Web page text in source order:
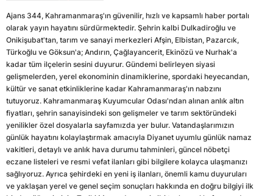
Ajans 344, Kahramanmaraş'ın güvenilir, hızlı ve kapsamlı haber portalı
olarak yayın hayatını sürdürmektedir. Şehrin kalbi Dulkadiroğlu ve
Onikişubat'tan, tarım ve sanayi merkezleri Afşin, Elbistan, Pazarcık,
Türkoğlu ve Göksun'a; Andırın, Çağlayancerit, Ekinözü ve Nurhak'a
kadar tüm ilçelerin sesini duyurur. Gündemi belirleyen siyasi
gelişmelerden, yerel ekonominin dinamiklerine, spordaki heyecandan,
kültür ve sanat etkinliklerine kadar Kahramanmaraş'ın nabzını
tutuyoruz. Kahramanmaraş Kuyumcular Odası'ndan alınan anlık altın
fiyatları, şehrin sanayisindeki son gelişmeler ve tarım sektöründeki
yenilikler özel dosyalarla sayfamızda yer bulur. Vatandaşlarımızın
günlük hayatını kolaylaştırmak amacıyla Diyanet uyumlu günlük namaz
vakitleri, detaylı ve anlık hava durumu tahminleri, güncel nöbetçi
eczane listeleri ve resmi vefat ilanları gibi bilgilere kolayca ulaşmanızı
sağlıyoruz. Ayrıca şehirdeki en yeni iş ilanları, önemli kamu duyuruları
ve yaklaşan yerel ve genel seçim sonuçları hakkında en doğru bilgiyi ilk